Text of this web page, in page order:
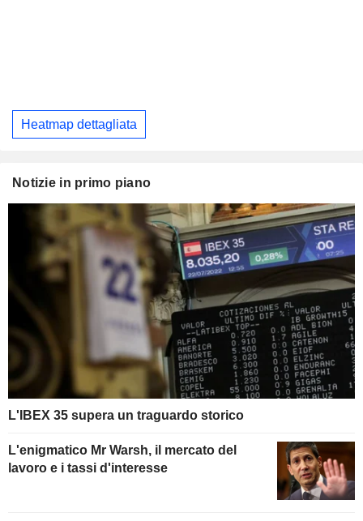
Heatmap dettagliata
Notizie in primo piano
L'IBEX 35 supera un traguardo storico
L'enigmatico Mr Warsh, il mercato del
lavoro e i tassi d'interesse